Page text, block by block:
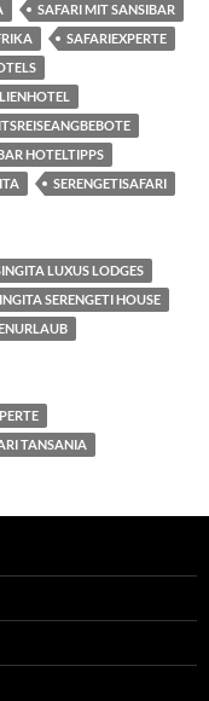
SAFARI MIT SANSIBAR
SAFARIEXPERTE
HOTELTIPPS
SERENGETISAFARI
LUXUS LODGES
SERENGETI HOUSE
TANSANIA